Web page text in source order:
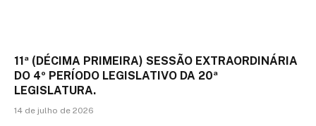
11ª (DÉCIMA PRIMEIRA) SESSÃO EXTRAORDINÁRIA
DO 4º PERÍODO LEGISLATIVO DA 20ª
LEGISLATURA.
14 de julho de 2026